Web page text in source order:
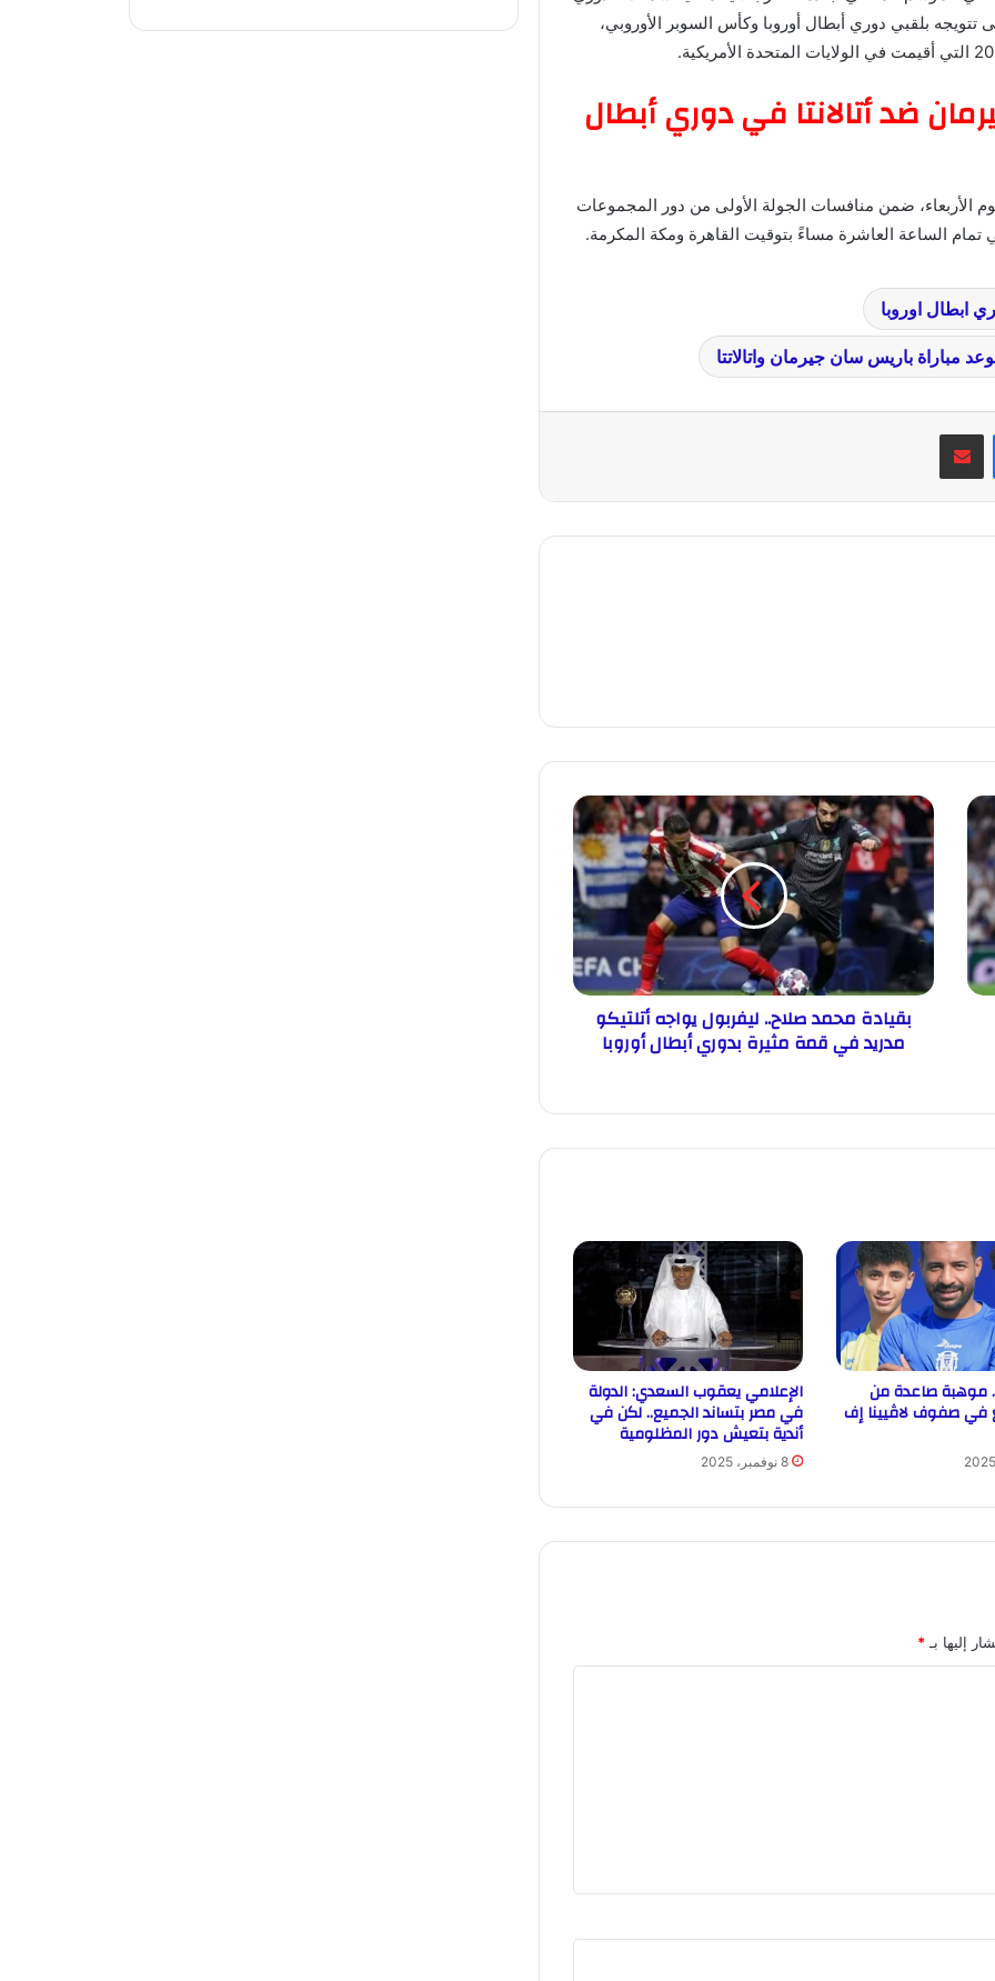
بلقبي دوري أبطال أوروبا وكأس السوبر الأوروبي،
ضد أتالانتا في دوري أبطال
الأربعاء، ضمن منافسات الجولة الأولى من دور المجموعات
تمام الساعة العاشرة مساءً بتوقيت القاهرة ومكة المكرمة.
ابطال اوروبا
مباراة باريس سان جيرمان واتالاتتا
ماسنجر مشاركة عبر البريد
بقيادة محمد صلاح.. ليفربول يواجه أتلتيكو
مدريد في قمة مثيرة بدوري أبطال أوروبا
موهبة صاعدة من
في صفوف لاڤيينا إف
الإعلامي يعقوب السعدي: الدولة
في مصر بتساند الجميع.. لكن في
أندية بتعيش دور المظلومية
8 نوفمبر، 2025
إليها بـ *